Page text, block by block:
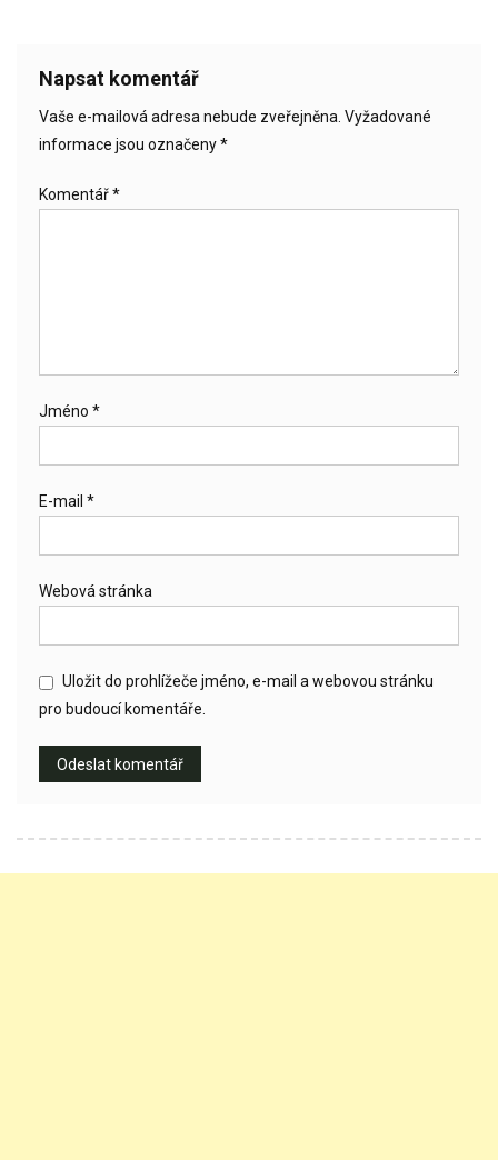
Napsat komentář
Vaše e-mailová adresa nebude zveřejněna. Vyžadované
informace jsou označeny*
Komentář*
Jméno *
E-mail *
Webová stránka
Uložit do prohlížeče jméno, e-mail a webovou stránku
pro budoucí komentáře.